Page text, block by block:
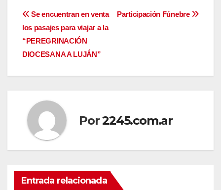
Navegación
de
entradas
Participación Fúnebre
Se encuentran en venta
los pasajes para viajar a la
“PEREGRINACIÓN
DIOCESANA A LUJÁN”
Por2245.com.ar
Entrada relacionada